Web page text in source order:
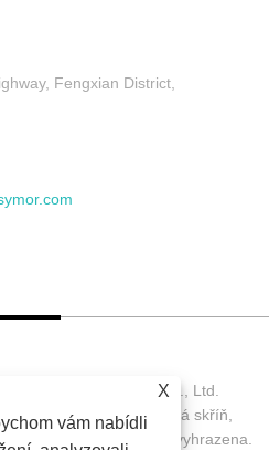
Fengxian District,
Equipment Co., Ltd.
Elektronická suchá skříň,
Všechna práva vyhrazena.
X
vám nabídli